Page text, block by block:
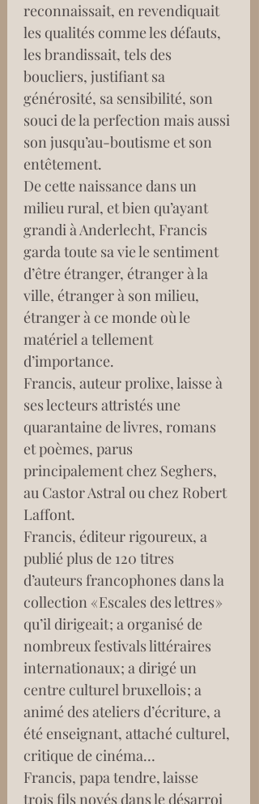
reconnaissait, en revendiquait
les qualités comme les défauts,
les brandissait, tels des
boucliers, justifiant sa
générosité, sa sensibilité, son
souci de la perfection mais aussi
son jusqu’au-boutisme et son
entêtement.
De cette naissance dans un
milieu rural, et bien qu’ayant
grandi à Anderlecht, Francis
garda toute sa vie le sentiment
d’être étranger, étranger à la
ville, étranger à son milieu,
étranger à ce monde où le
matériel a tellement
d’importance.
Francis, auteur prolixe, laisse à
ses lecteurs attristés une
quarantaine de livres, romans
et poèmes, parus
principalement chez Seghers,
au Castor Astral ou chez Robert
Laffont.
Francis, éditeur rigoureux, a
publié plus de 120 titres
d’auteurs francophones dans la
collection « Escales des lettres »
qu’il dirigeait ; a organisé de
nombreux festivals littéraires
internationaux ; a dirigé un
centre culturel bruxellois ; a
animé des ateliers d’écriture, a
été enseignant, attaché culturel,
critique de cinéma…
Francis, papa tendre, laisse
trois fils noyés dans le désarroi